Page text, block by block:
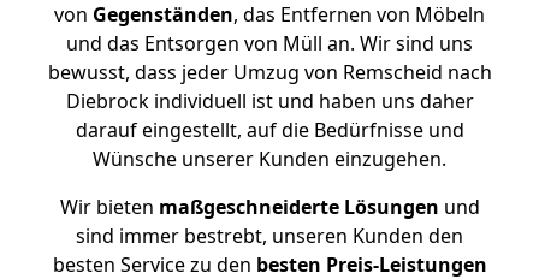
von Gegenständen, das Entfernen von Möbeln
und das Entsorgen von Müll an. Wir sind uns
bewusst, dass jeder Umzug von Remscheid nach
Diebrock individuell ist und haben uns daher
darauf eingestellt, auf die Bedürfnisse und
Wünsche unserer Kunden einzugehen.
Wir bieten maßgeschneiderte Lösungen und
sind immer bestrebt, unseren Kunden den
besten Service zu den besten Preis-Leistungen